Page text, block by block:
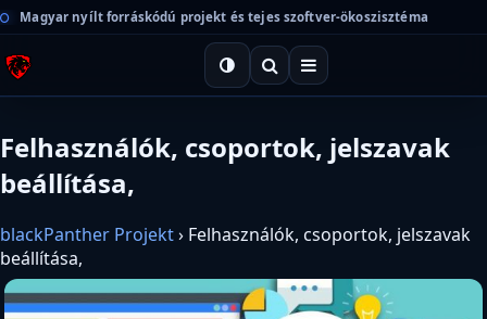
Magyar nyílt forráskódú projekt és tejes szoftver-ökoszisztéma
Felhasználók, csoportok, jelszavak
beállítása,
blackPanther Projekt› Felhasználók, csoportok, jelszavak
beállítása,